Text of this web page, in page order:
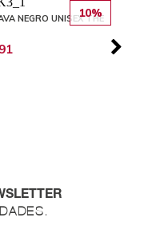
10%
NEGRO UNISEX THE